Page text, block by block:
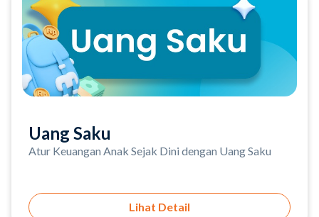
Uang Saku
Atur Keuangan Anak Sejak Dini dengan Uang Saku
Lihat Detail